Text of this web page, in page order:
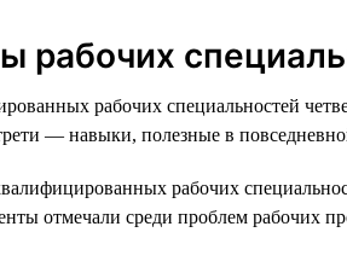
рабочих
рабочих специальностей
— навыки, полезные в
рабочих
отмечали среди проблем рабочих